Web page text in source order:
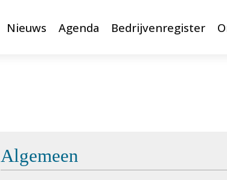
Nieuws Agenda Bedrijvenregister
Algemeen